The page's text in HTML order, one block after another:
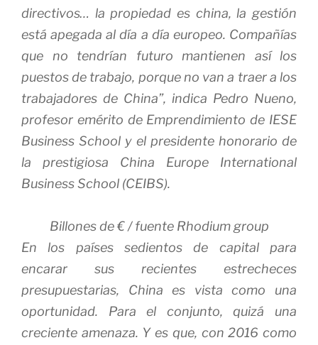
directivos… la propiedad es china, la gestión
está apegada al día a día europeo. Compañías
que no tendrían futuro mantienen así los
puestos de trabajo, porque no van a traer a los
trabajadores de China”, indica Pedro Nueno,
profesor emérito de Emprendimiento de IESE
Business School y el presidente honorario de
la prestigiosa China Europe International
Business School (CEIBS).
Billones de € / fuente Rhodium group
En los países sedientos de capital para
encarar sus recientes estrecheces
presupuestarias, China es vista como una
oportunidad. Para el conjunto, quizá una
creciente amenaza. Y es que, con 2016 como